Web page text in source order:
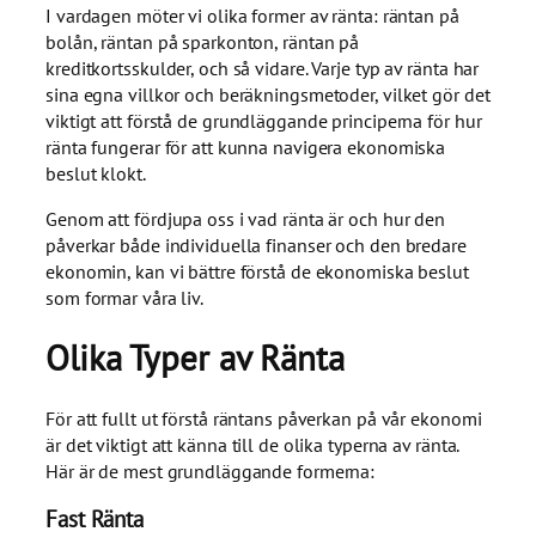
I vardagen möter vi olika former av ränta: räntan på
bolån, räntan på sparkonton, räntan på
kreditkortsskulder, och så vidare. Varje typ av ränta har
sina egna villkor och beräkningsmetoder, vilket gör det
viktigt att förstå de grundläggande principerna för hur
ränta fungerar för att kunna navigera ekonomiska
beslut klokt.
Genom att fördjupa oss i vad ränta är och hur den
påverkar både individuella finanser och den bredare
ekonomin, kan vi bättre förstå de ekonomiska beslut
som formar våra liv.
Olika Typer av Ränta
För att fullt ut förstå räntans påverkan på vår ekonomi
är det viktigt att känna till de olika typerna av ränta.
Här är de mest grundläggande formerna:
Fast Ränta